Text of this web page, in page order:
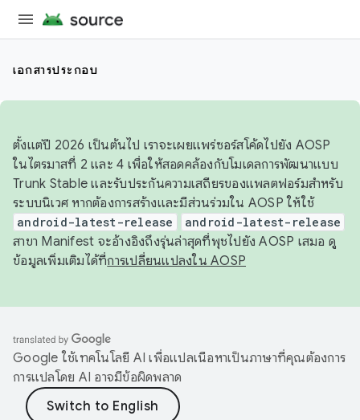
เอกสารประกอบ
ตั้งแต่ปี 2026 เป็นต้นไป เราจะเผยแพร่ซอร์สโค้ดไปยัง AOSP
ในไตรมาสที่ 2 และ 4 เพื่อให้สอดคล้องกับโมเดลการพัฒนาแบบ
Trunk Stable และรับประกันความเสถียรของแพลตฟอร์มสำหรับ
ระบบนิเวศ หากต้องการสร้างและมีส่วนร่วมใน AOSP ให้ใช้
android-latest-release android-latest-release
สาขา Manifest จะอ้างอิงถึงรุ่นล่าสุดที่พุชไปยัง AOSP เสมอ ดู
ข้อมูลเพิ่มเติมได้ที่การเปลี่ยนแปลงใน AOSP
Google ใช้เทคโนโลยี AI เพื่อแปลเนื้อหาเป็นภาษาที่คุณต้องการ
การแปลโดย AI อาจมีข้อผิดพลาด